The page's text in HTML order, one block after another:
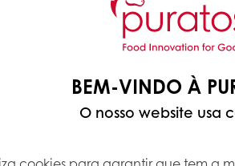
BEM-VINDO À
O nosso website usa